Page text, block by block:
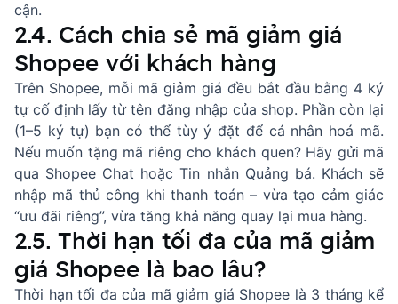
cận.
2.4. Cách chia sẻ mã giảm giá
Shopee với khách hàng
Trên Shopee, mỗi mã giảm giá đều bắt đầu bằng 4 ký
tự cố định lấy từ tên đăng nhập của shop. Phần còn lại
(1–5 ký tự) bạn có thể tùy ý đặt để cá nhân hoá mã.
Nếu muốn tặng mã riêng cho khách quen? Hãy gửi mã
qua Shopee Chat hoặc Tin nhắn Quảng bá. Khách sẽ
nhập mã thủ công khi thanh toán – vừa tạo cảm giác
“ưu đãi riêng”, vừa tăng khả năng quay lại mua hàng.
2.5. Thời hạn tối đa của mã giảm
giá Shopee là bao lâu?
Thời hạn tối đa của mã giảm giá Shopee là 3 tháng kể